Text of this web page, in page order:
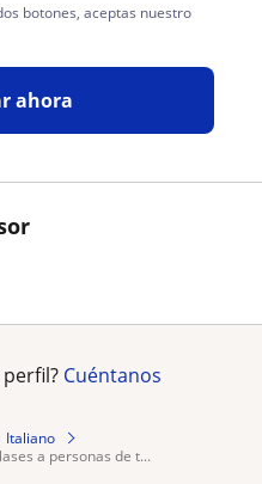
botones, aceptas nuestro
ahora
Cuéntanos
Italiano
a personas de t...